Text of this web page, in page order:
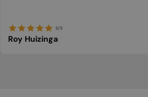
5/5
Roy Huizinga